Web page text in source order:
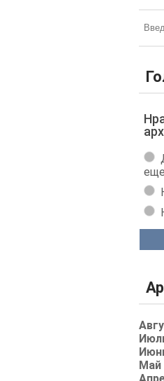
Май